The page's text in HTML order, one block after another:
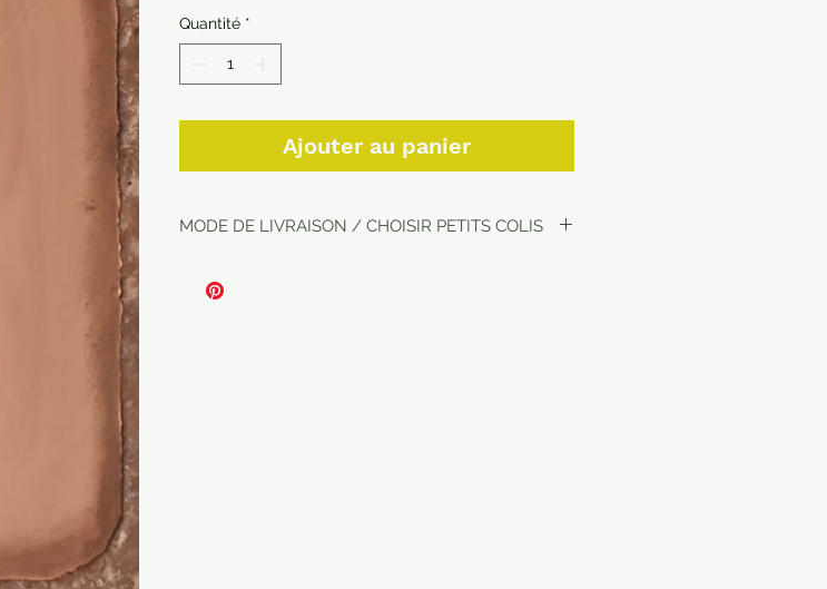
Quantité *
Ajouter au panier
MODE DE LIVRAISON / CHOISIR PETITS COLIS